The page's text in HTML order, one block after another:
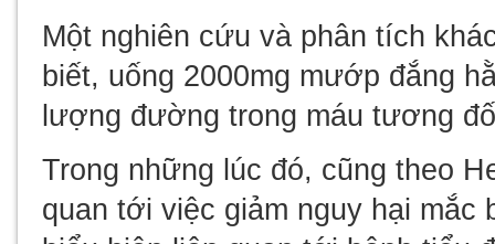
Một nghiên cứu và phân tích
biết, uống 2000mg mướp đắng
lượng đường trong máu tương
Trong những lúc đó, cũng theo
quan tới việc giảm nguy hại